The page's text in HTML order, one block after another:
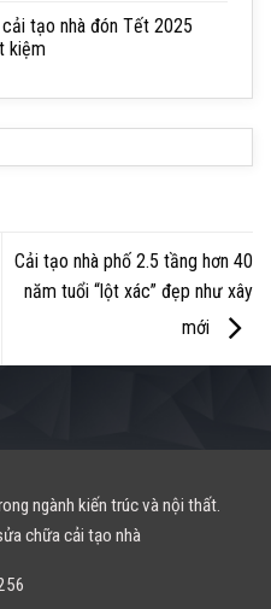
tạo nhà đón Tết 2025
kiệm
Cải tạo nhà phố 2.5 tầng hơn 40
năm tuổi “lột xác” đẹp như xây
mới
ngành kiến trúc và nội thất.
chữa cải tạo nhà